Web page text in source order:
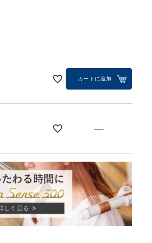
カートに追加
—